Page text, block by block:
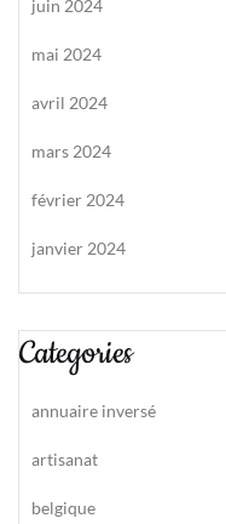
juin 2024
mai 2024
avril 2024
mars 2024
février 2024
janvier 2024
Categories
annuaire inversé
artisanat
belgique